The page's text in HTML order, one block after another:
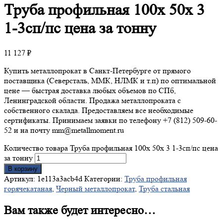
Трубапрофильная 100х 50х 3
1-3сп/пс цена за тонну
11 127 ₽
Купить металлопрокат в Санкт-Петербурге от прямого
поставщика (Северсталь, ММК, НЛМК и т.п) по оптимальной
цене — быстрая доставка любых объемов по СПб,
Ленинградской области. Продажа металлопроката с
собственного скалада. Предоставляем все необходимые
сертификаты. Принимаем заявки по телефону +7 (812) 509-60-
52 и на почту mm@metallmoment.ru
Количество товара Труба профильная 100х 50х 3 1-3сп/пс цена
за тонну
В корзину
Артикул: 1e113a3acb4d Категории: Труба профильная
горячекатаная, Черный металлопрокат, Труба стальная
Вам также будет интересно…